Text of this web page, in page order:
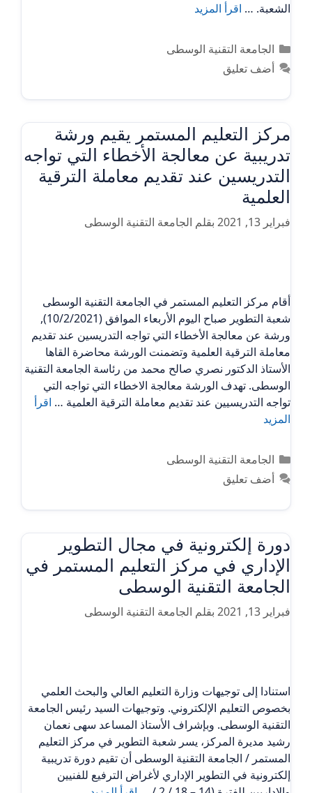
الشعبة. … اقرأ المزيد
التصنيفات
الجامعة التقنية الوسطى
أضف تعليق
مركز التعليم المستمر يقيم ورشة
تدريبية عن معالجة الأخطاء التي تواجه
التدريسين عند تقديم معاملة الترقية
العلمية
فبراير 13, 2021 بقلم الجامعة التقنية الوسطى
أقام مركز التعليم المستمر في الجامعة التقنية الوسطى
شعبة التطوير صباح اليوم الأربعاء الموافق (10/2/2021),
ورشة عن معالجة الأخطاء التي تواجه التدريسين عند تقديم
معاملة الترقية العلمية وتضمنت الورشة محاضرة القاها
الأستاذ الدكتور نصري صالح محمد من رئاسة الجامعة التقنية
الوسطى. تهدف الورشة معالجة الاخطاء التي تواجه التي
تواجه التدريسيين عند تقديم معاملة الترقية العلمية … اقرأ
المزيد
التصنيفات
الجامعة التقنية الوسطى
أضف تعليق
دورة إلكترونية في مجال التطوير
الإداري في مركز التعليم المستمر في
الجامعة التقنية الوسطى
فبراير 13, 2021 بقلم الجامعة التقنية الوسطى
استنادا إلى توجيهات وزارة التعليم العالي والبحث العلمي
بخصوص التعليم الإلكتروني. وتوجيهات السيد رئيس الجامعة
التقنية الوسطى. وبإشراف الأستاذ المساعد سهى نعمان
رشيد مديرة المركز، يسر شعبة التطوير في مركز التعليم
المستمر / الجامعة التقنية الوسطى أن تقيم دورة تدريبية
إلكترونية في التطوير الإداري لأغراض الترفيع للفنيين